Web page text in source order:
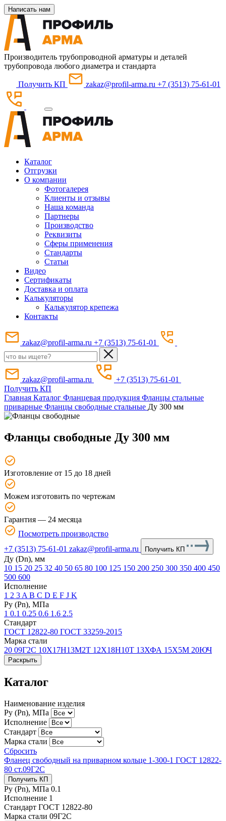
Написать нам
Производитель трубопроводной арматуры и деталей
трубопровода любого диаметра и стандарта
Получить КП zakaz@profil-arma.ru +7 (3513) 75-61-01
Каталог
Отгрузки
О компании
Фотогалерея
Клиенты и отзывы
Наша команда
Партнеры
Производство
Реквизиты
Сферы применения
Стандарты
Статьи
Видео
Сертификаты
Доставка и оплата
Калькуляторы
Калькулятор крепежа
Контакты
zakaz@profil-arma.ru +7 (3513) 75-61-01
zakaz@profil-arma.ru
+7 (3513) 75-61-01
Получить КП
Главная Каталог Фланцевая продукция Фланцы стальные
приварные Фланцы свободные стальные Ду 300 мм
Фланцы свободные Ду 300 мм
Изготовление от 15 до 18 дней
Можем изготовить по чертежам
Гарантия — 24 месяца
Посмотреть производство
+7 (3513) 75-61-01 zakaz@profil-arma.ru Получить КП
Ду (Dn), мм
10 15 20 25 32 40 50 65 80 100 125 150 200 250 300 350 400 450
500 600
Исполнение
1 2 3 A B C D E F J K
Ру (Рn), МПа
1 0.1 0.25 0.6 1.6 2.5
Стандарт
ГОСТ 12822-80 ГОСТ 33259-2015
Марка стали
20 09Г2С 10Х17Н13М2Т 12Х18Н10Т 13ХФА 15Х5М 20ЮЧ
Раскрыть
Каталог
Наименование изделия
Ру (Рn), МПа
Исполнение
Стандарт
Марка стали
Сбросить
Фланец свободный на приварном кольце 1-300-1 ГОСТ 12822-
80 ст.09Г2С
Получить КП
Ру (Рn), МПа 0.1
Исполнение 1
Стандарт ГОСТ 12822-80
Марка стали 09Г2С